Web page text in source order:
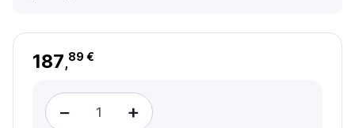
187,89 €
− +